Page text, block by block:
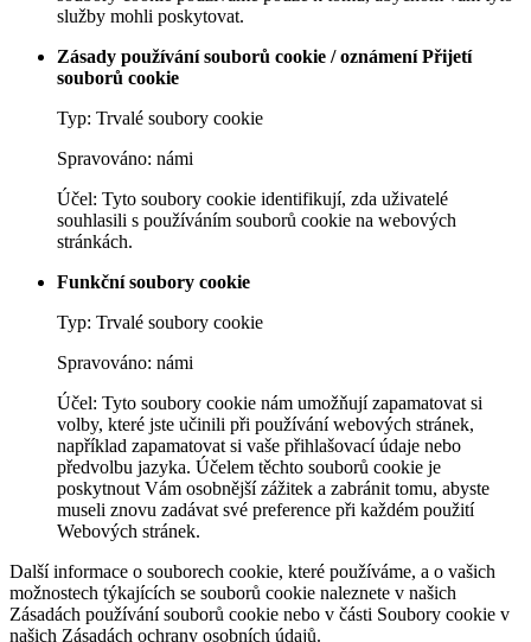
služby mohli poskytovat.
Zásady používání souborů cookie / oznámení Přijetí
souborů cookie
Typ: Trvalé soubory cookie
Spravováno: námi
Účel: Tyto soubory cookie identifikují, zda uživatelé
souhlasili s používáním souborů cookie na webových
stránkách.
Funkční soubory cookie
Typ: Trvalé soubory cookie
Spravováno: námi
Účel: Tyto soubory cookie nám umožňují zapamatovat si
volby, které jste učinili při používání webových stránek,
například zapamatovat si vaše přihlašovací údaje nebo
předvolbu jazyka. Účelem těchto souborů cookie je
poskytnout Vám osobnější zážitek a zabránit tomu, abyste
museli znovu zadávat své preference při každém použití
Webových stránek.
Další informace o souborech cookie, které používáme, a o vašich
možnostech týkajících se souborů cookie naleznete v našich
Zásadách používání souborů cookie nebo v části Soubory cookie v
našich Zásadách ochrany osobních údajů.